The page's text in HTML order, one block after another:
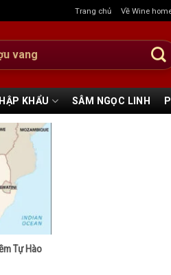
Trang chủ Về Wine
KHẨU SÂM NGỌC LINH
Tự Hào